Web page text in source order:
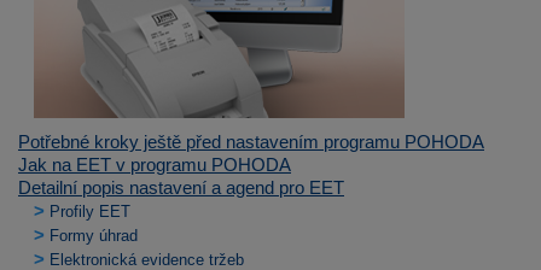
Potřebné kroky ještě před nastavením programu POHODA
Jak na EET v programu POHODA
Detailní popis nastavení a agend pro EET
> Profily EET
> Formy úhrad
> Elektronická evidence tržeb